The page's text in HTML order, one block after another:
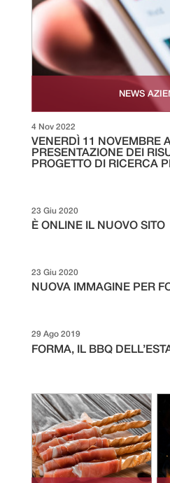
NEWS
VENERDÌ 11 NOVEMBRE
PRESENTAZIONE DEI
PROGETTO DI RICERCA
4 Nov 2022
È ONLINE IL NUOVO SITO
23 Giu 2020
NUOVA IMMAGINE PER
23 Giu 2020
FORMA, IL BBQ
29 Ago 2019